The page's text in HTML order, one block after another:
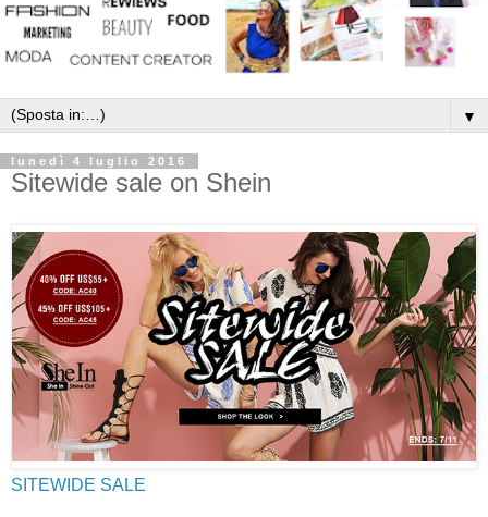
▼
lunedì 4 luglio 2016
Sitewide sale on Shein
SITEWIDE SALE